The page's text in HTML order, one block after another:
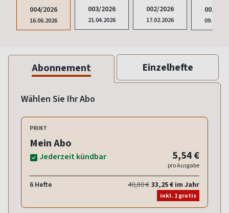
004/2026
16.06.2026
003/2026
21.04.2026
002/2026
17.02.2026
001/
Abonnement Einzelhefte
Wählen Sie Ihr Abo
PRINT
Mein Abo
Jederzeit kündbar 5,54 €
pro Ausgabe
6 Hefte 40,80 € 33,25 € im Jahr
inkl. 1 gratis